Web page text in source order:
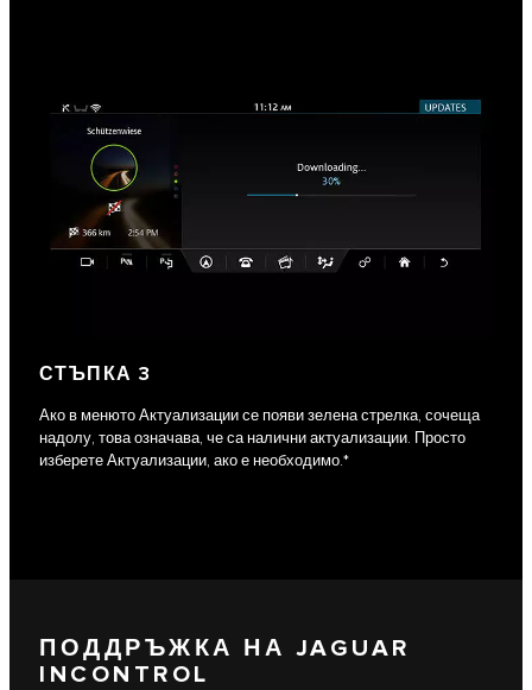
СТЪПКА 3
Ако в менюто Актуализации се появи зелена стрелка, сочеща
надолу, това означава, че са налични актуализации. Просто
изберете Актуализации, ако е необходимо.*
ПОДДРЪЖКА НА JAGUAR
INCONTROL